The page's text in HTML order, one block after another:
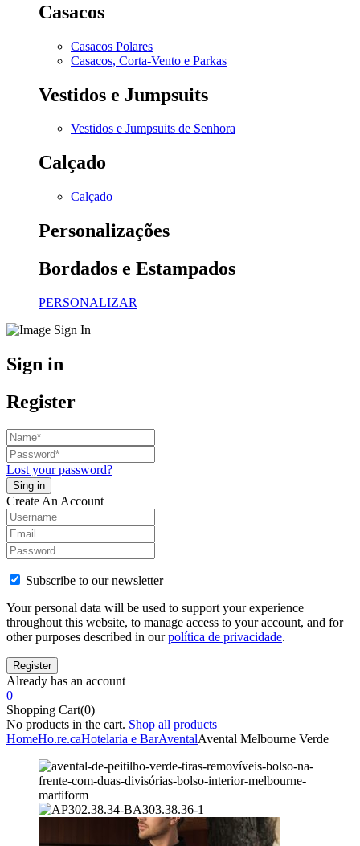
Casacos
Casacos Polares
Casacos, Corta-Vento e Parkas
Vestidos e Jumpsuits
Vestidos e Jumpsuits de Senhora
Calçado
Calçado
Personalizações
Bordados e Estampados
PERSONALIZAR
Sign in
Register
Lost your password?
Create An Account
Subscribe to our newsletter
Your personal data will be used to support your experience
throughout this website, to manage access to your account, and for
other purposes described in ourpolítica de privacidade.
Already has an account
0
Shopping Cart(0)
No products in the cart. Shop all products
HomeHo.re.caHotelaria e BarAventalAvental Melbourne Verde